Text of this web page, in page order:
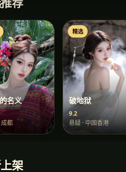
名义
成都
精选
破地狱
9.2
悬疑 · 中国香港
架